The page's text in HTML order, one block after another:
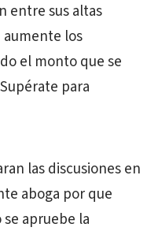
entre sus altas
los
el monto que se
para
las discusiones en
aboga por que
apruebe la